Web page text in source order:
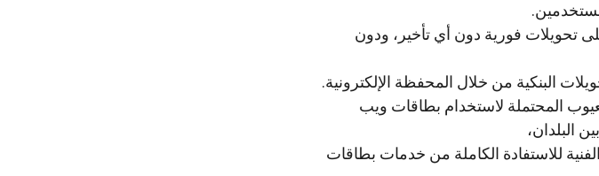
فورية دون أي تأخير، ودون
البنكية من خلال المحفظة الإلكترونية.
المحتملة لاستخدام بطاقات ويب
البلدان،
للاستفادة الكاملة من خدمات بطاقات